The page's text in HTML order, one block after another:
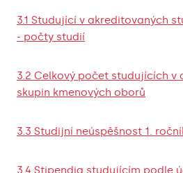
3.1 Studující v akreditovaných
- počty studií
3.2 Celkový počet studujících v
skupin kmenových oborů
3.3 Studijní neúspěšnost 1.
3.4 Stipendia studujícím podle